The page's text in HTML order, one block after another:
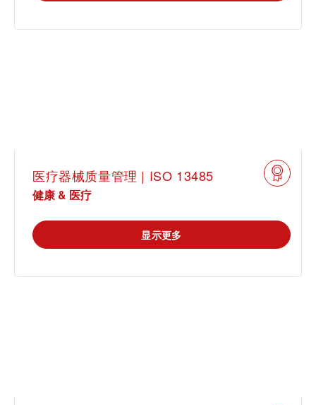
医疗器械质量管理 | ISO 13485
健康 & 医疗
显示更多